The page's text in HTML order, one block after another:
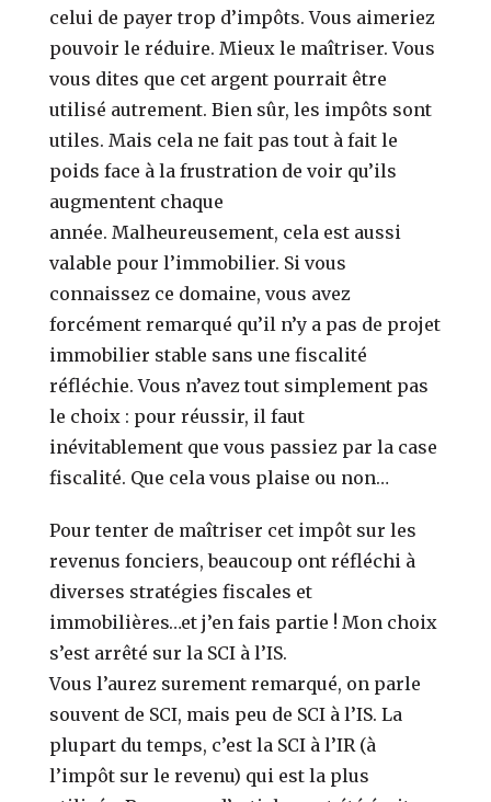
celui de payer trop d’impôts.Vous aimeriez
pouvoir le réduire. Mieux le maîtriser.Vous
vous dites que cet argent pourrait être
utilisé autrement. Bien sûr, les impôts sont
utiles. Mais cela ne fait pas tout à fait le
poids face à la frustration de voir qu’ils
augmentent chaque
année. Malheureusement, cela est aussi
valable pour l’immobilier. Si vous
connaissez ce domaine, vous avez
forcément remarqué qu’il n’y a pas de projet
immobilier stable sans une fiscalité
réfléchie.Vous n’avez tout simplement pas
le choix : pour réussir, il faut
inévitablement que vous passiez par la case
fiscalité. Que cela vous plaise ou non…
Pour tenter de maîtriser cet impôt sur les
revenus fonciers, beaucoup ont réfléchi à
diverses stratégies fiscales et
immobilières…et j’en fais partie ! Mon choix
s’est arrêté sur la SCI à l’IS.
Vous l’aurez surement remarqué, on parle
souvent de SCI, mais peu de SCI à l’IS.La
plupart du temps, c’est la SCI à l’IR (à
l’impôt sur le revenu) qui est la plus